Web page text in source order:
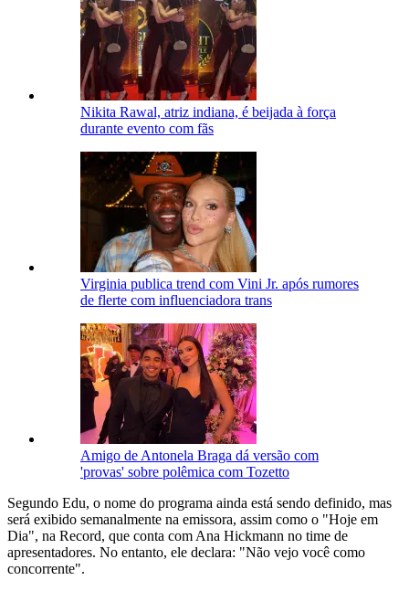
Nikita Rawal, atriz indiana, é beijada à força
durante evento com fãs
Virginia publica trend com Vini Jr. após rumores
de flerte com influenciadora trans
Amigo de Antonela Braga dá versão com
'provas' sobre polêmica com Tozetto
Segundo Edu, o nome do programa ainda está sendo definido, mas
será exibido semanalmente na emissora, assim como o "Hoje em
Dia", na Record, que conta com Ana Hickmann no time de
apresentadores. No entanto, ele declara: "Não vejo você como
concorrente".